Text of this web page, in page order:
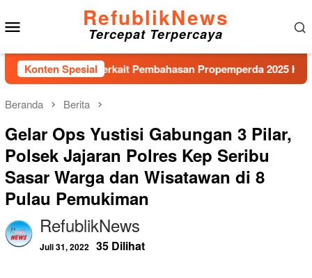
ke
konten
RefublikNews
Tercepat Terpercaya
Konten Spesial
di Tanya Terkait Pembahasan Propemperda 2025 Hingga
Beranda Berita
Gelar Ops Yustisi Gabungan 3 Pilar,
Polsek Jajaran Polres Kep Seribu
Sasar Warga dan Wisatawan di 8
Pulau Pemukiman
RefublikNews
Juli 31, 2022 35 Dilihat